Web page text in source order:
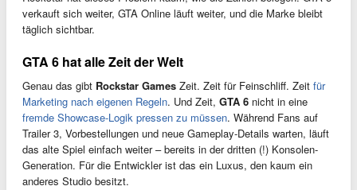
verkauft sich weiter, GTA Online läuft weiter, und die Marke bleibt
täglich sichtbar.
GTA 6 hat alle Zeit der Welt
Genau das gibt Rockstar Games Zeit. Zeit für Feinschliff. Zeit für
Marketing nach eigenen Regeln. Und Zeit, GTA 6 nicht in eine
fremde Showcase-Logik pressen zu müssen. Während Fans auf
Trailer 3, Vorbestellungen und neue Gameplay-Details warten, läuft
das alte Spiel einfach weiter – bereits in der dritten (!) Konsolen-
Generation. Für die Entwickler ist das ein Luxus, den kaum ein
anderes Studio besitzt.